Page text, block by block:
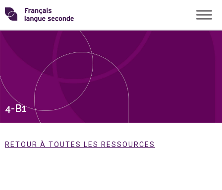
Skip
to
content
Transformons
langue
4-B1
RETOUR À TOUTES LES RESSOURCES